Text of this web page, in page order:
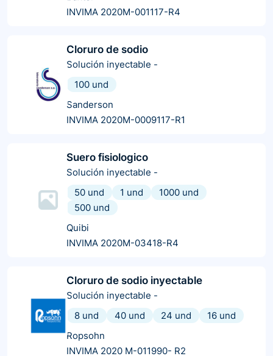
INVIMA 2020M-001117-R4
Cloruro de sodio
Solución inyectable -
100 und
Sanderson
INVIMA 2020M-0009117-R1
Suero fisiologico
Solución inyectable -
50 und
1 und
1000 und
500 und
Quibi
INVIMA 2020M-03418-R4
Cloruro de sodio inyectable
Solución inyectable -
8 und
40 und 24 und
16 und
Ropsohn
INVIMA 2020 M-011990- R2